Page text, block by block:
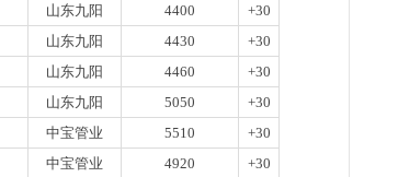
山东九阳 4400
+30
山东九阳 4430
+30
山东九阳 4460
+30
山东九阳 5050
+30
中宝管业 5510
+30
中宝管业 4920
+30